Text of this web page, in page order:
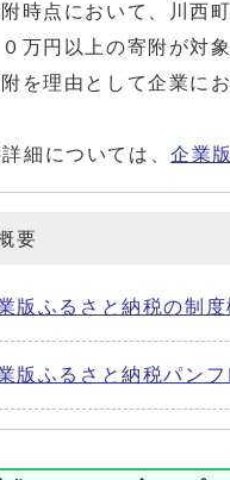
時点において、川西
万円以上の寄附が対象
を理由として企業に
細については、企業
要
版ふるさと納税の制度
版ふるさと納税パンフ